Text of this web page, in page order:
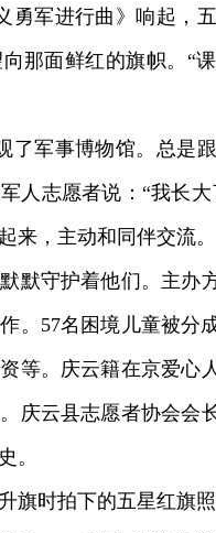
军进行曲》响起，
那面鲜红的旗帜。“
军事博物馆。总是
人志愿者说：“我长
来，主动和同伴交流。
守护着他们。主办
。57名困境儿童被分
等。庆云籍在京爱心
庆云县志愿者协会会
。
时拍下的五星红旗照